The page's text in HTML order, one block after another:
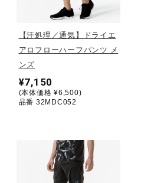
【汗処理／通気】ドライエ
アロフローハーフパンツ メ
ンズ
¥7,150
(本体価格 ¥6,500)
品番 32MDC052